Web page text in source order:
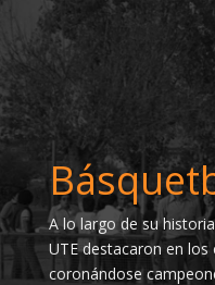
A lo largo de su
UTE destacaron en
coronándose